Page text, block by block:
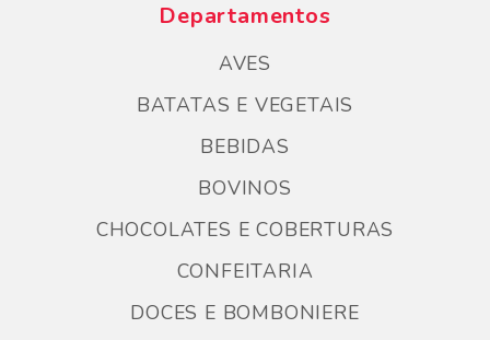
Departamentos
AVES
BATATAS E VEGETAIS
BEBIDAS
BOVINOS
CHOCOLATES E COBERTURAS
CONFEITARIA
DOCES E BOMBONIERE